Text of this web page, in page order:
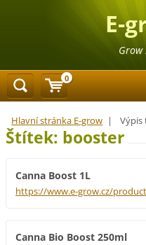
E-
Grow
Hlavní stránka E-grow | Výpis
Štítek: booster
Canna Boost 1L
https://www.e-grow.cz/
Canna Bio Boost 250ml
0